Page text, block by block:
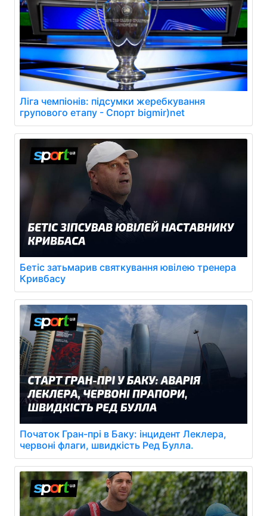
Ліга чемпіонів: підсумки жеребкування
групового етапу - Спорт bigmir)net
Бетіс затьмарив святкування ювілею тренера
Кривбасу
Початок Гран-прі в Баку: інцидент Леклера,
червоні флаги, швидкість Ред Булла.